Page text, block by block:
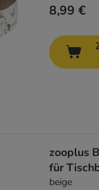
8,99 €
zooplus
für
beige